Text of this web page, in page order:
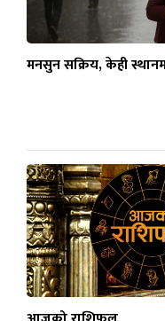
मनसुन सक्रिय, केही